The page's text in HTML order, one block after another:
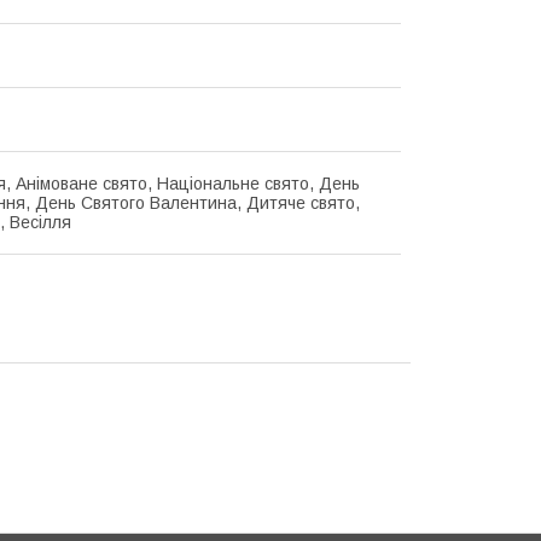
Анімоване свято, Національне свято, День
День Святого Валентина, Дитяче свято,
Весілля